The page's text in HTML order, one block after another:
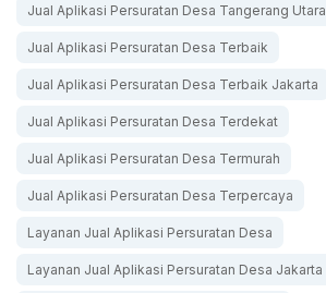
Jual Aplikasi Persuratan Desa Tangerang Utara
Jual Aplikasi Persuratan Desa Terbaik
Jual Aplikasi Persuratan Desa Terbaik Jakarta
Jual Aplikasi Persuratan Desa Terdekat
Jual Aplikasi Persuratan Desa Termurah
Jual Aplikasi Persuratan Desa Terpercaya
Layanan Jual Aplikasi Persuratan Desa
Layanan Jual Aplikasi Persuratan Desa Jakarta